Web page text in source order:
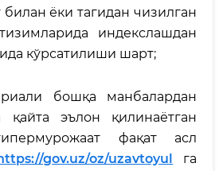
билан ёки тагидан чизилган
индекслашдан
кўрсатилиши шарт;
бошқа манбалардан
қайта эълон қилинаётган
фақат асл
gov.uz/oz/uzavtoyul га